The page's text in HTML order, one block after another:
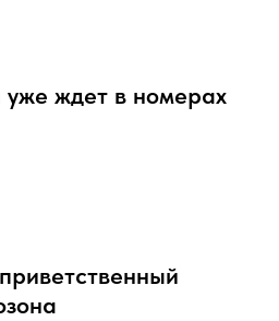
уже ждет в номерах